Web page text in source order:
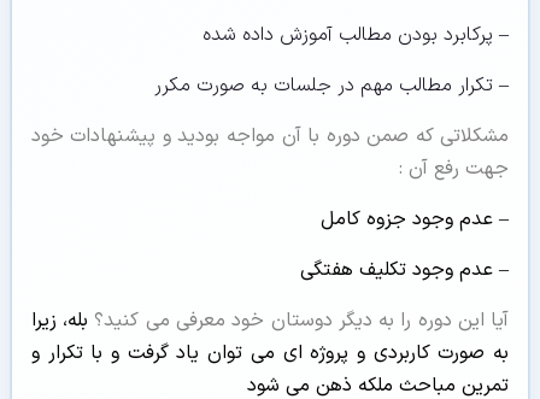
– پرکابرد بودن مطالب آموزش داده شده
– تکرار مطالب مهم در جلسات به صورت مکرر
مشکلاتی که صمن دوره با آن مواجه بودید و پیشنهادات خود
جهت رفع آن :
– عدم وجود جزوه کامل
– عدم وجود تکلیف هفتگی
آیا این دوره را به دیگر دوستان خود معرفی می کنید؟ بله، زیرا
به صورت کاربردی و پروژه ای می توان یاد گرفت و با تکرار و
تمرین مباحث ملکه ذهن می شود